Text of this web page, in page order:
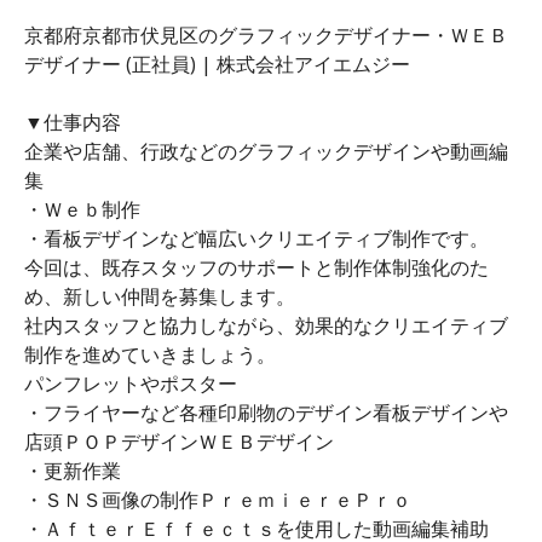
京都府京都市伏見区のグラフィックデザイナー・ＷＥＢ
デザイナー (正社員) | 株式会社アイエムジー
▼仕事内容
企業や店舗、行政などのグラフィックデザインや動画編
集
・Ｗｅｂ制作
・看板デザインなど幅広いクリエイティブ制作です。
今回は、既存スタッフのサポートと制作体制強化のた
め、新しい仲間を募集します。
社内スタッフと協力しながら、効果的なクリエイティブ
制作を進めていきましょう。
パンフレットやポスター
・フライヤーなど各種印刷物のデザイン看板デザインや
店頭ＰＯＰデザインＷＥＢデザイン
・更新作業
・ＳＮＳ画像の制作ＰｒｅｍｉｅｒｅＰｒｏ
・ＡｆｔｅｒＥｆｆｅｃｔｓを使用した動画編集補助